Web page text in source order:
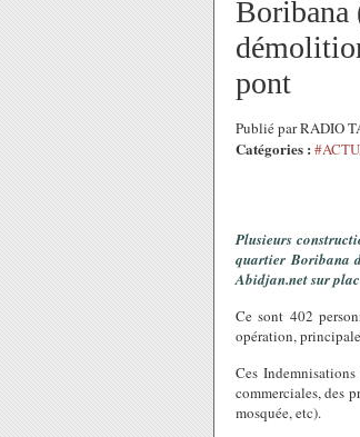
Boribana
pont
Publié par RADIO
Catégories :
Plusieurs
quartier Boribana
Abidjan.net sur
Ce sont 402
opération,
Ces
commerciales, des
mosquée, etc).